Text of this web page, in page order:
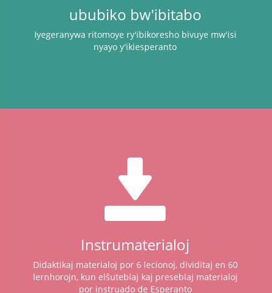
ububiko bw'ibitabo
Iyegeranywa ritomoye ry'ibikoresho bivuye mw'isi
nyayo y'ikiesperanto
Instrumaterialoj
Didaktikaj materialoj por 6 lecionoj, dividitaj en 60
lernhorojn, kun elŝuteblaj kaj preseblaj materialoj
por instruado de Esperanto